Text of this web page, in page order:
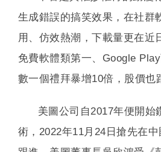
生成錯誤的搞笑效果，在社群
用、仿效熱潮，下載量更在近
免費軟體類第一、Google
數一個禮拜暴增10倍，股價也
美圖公司自2017年便開始
術，2022年11月24日搶先在